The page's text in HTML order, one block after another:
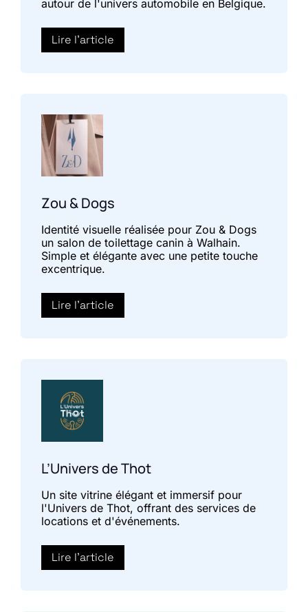
autour de l'univers automobile en Belgique.
Lire l'article
Zou & Dogs
Identité visuelle réalisée pour Zou & Dogs
un salon de toilettage canin à Walhain.
Simple et élégante avec une petite touche
excentrique.
Lire l'article
L’Univers de Thot
Un site vitrine élégant et immersif pour
l'Univers de Thot, offrant des services de
locations et d'événements.
Lire l'article